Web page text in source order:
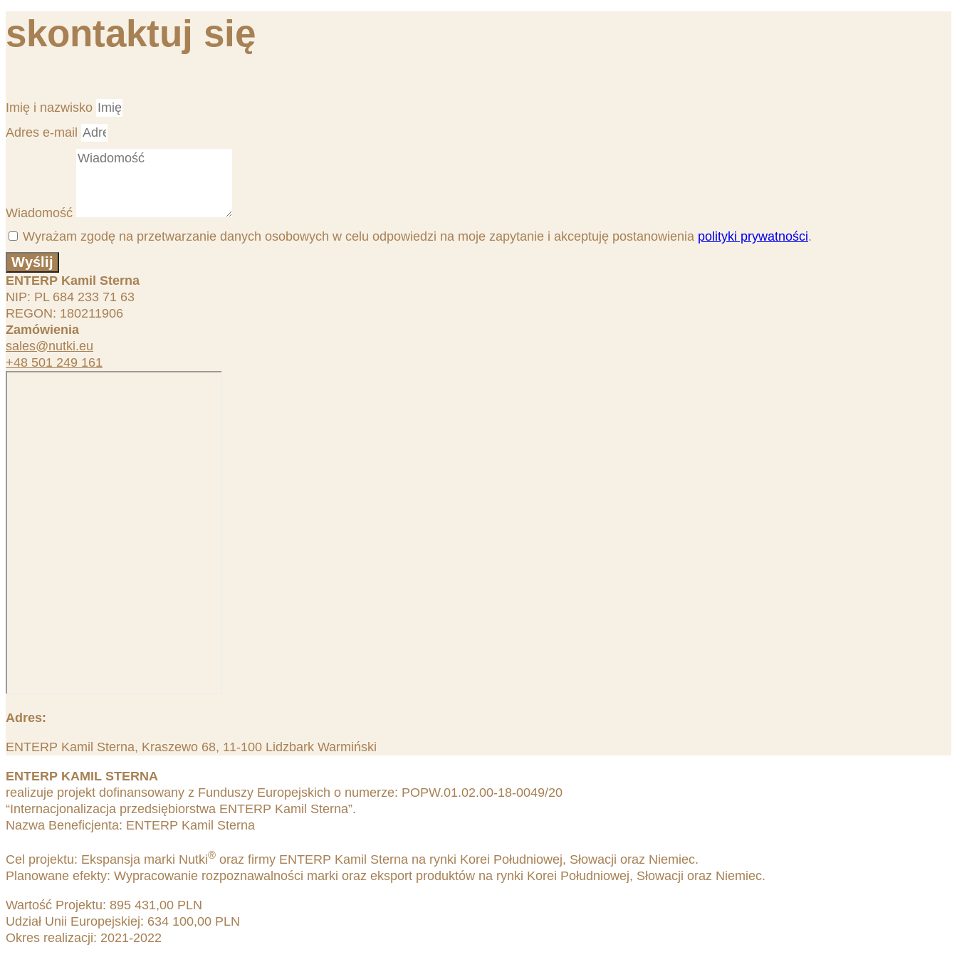
commute-
winning-
real-
money-
games/
skontaktuj się
Imię i nazwisko
Adres e-mail
Wiadomość
Wyrażam zgodę na przetwarzanie danych osobowych w celu odpowiedzi na moje zapytanie i akceptuję postanowienia polityki prywatności.
Wyślij
ENTERP Kamil Sterna
NIP: PL 684 233 71 63
REGON: 180211906
Zamówienia
sales@nutki.eu
+48 501 249 161
Adres:
ENTERP Kamil Sterna, Kraszewo 68, 11-100 Lidzbark Warmiński
ENTERP KAMIL STERNA
realizuje projekt dofinansowany z Funduszy Europejskich o numerze: POPW.01.02.00-18-0049/20
“Internacjonalizacja przedsiębiorstwa ENTERP Kamil Sterna”.
Nazwa Beneficjenta: ENTERP Kamil Sterna
Cel projektu: Ekspansja marki Nutki® oraz firmy ENTERP Kamil Sterna na rynki Korei Południowej, Słowacji oraz Niemiec.
Planowane efekty: Wypracowanie rozpoznawalności marki oraz eksport produktów na rynki Korei Południowej, Słowacji oraz Niemiec.
Wartość Projektu: 895 431,00 PLN
Udział Unii Europejskiej: 634 100,00 PLN
Okres realizacji: 2021-2022